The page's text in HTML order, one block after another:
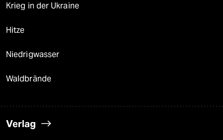
Krieg in der Ukraine
Hitze
Niedrigwasser
Waldbrände
Verlag